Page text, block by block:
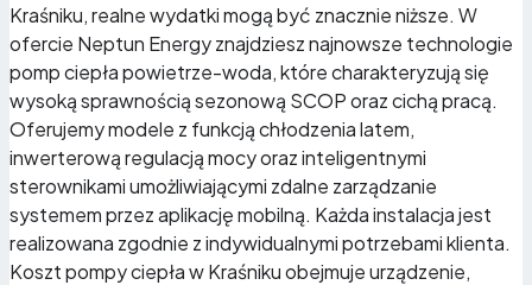
Kraśniku, realne wydatki mogą być znacznie niższe. W
ofercie Neptun Energy znajdziesz najnowsze technologie
pomp ciepła powietrze-woda, które charakteryzują się
wysoką sprawnością sezonową SCOP oraz cichą pracą.
Oferujemy modele z funkcją chłodzenia latem,
inwerterową regulacją mocy oraz inteligentnymi
sterownikami umożliwiającymi zdalne zarządzanie
systemem przez aplikację mobilną. Każda instalacja jest
realizowana zgodnie z indywidualnymi potrzebami klienta.
Koszt pompy ciepła w Kraśniku obejmuje urządzenie,